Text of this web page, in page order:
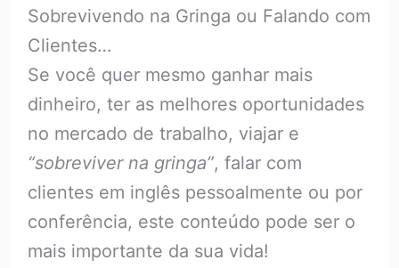
Sobrevivendo na Gringa ou Falando com
Clientes…
Se você quer mesmo ganhar mais
dinheiro, ter as melhores oportunidades
no mercado de trabalho, viajar e
“sobreviver na gringa”, falar com
clientes em inglês pessoalmente ou por
conferência, este conteúdo pode ser o
mais importante da sua vida!